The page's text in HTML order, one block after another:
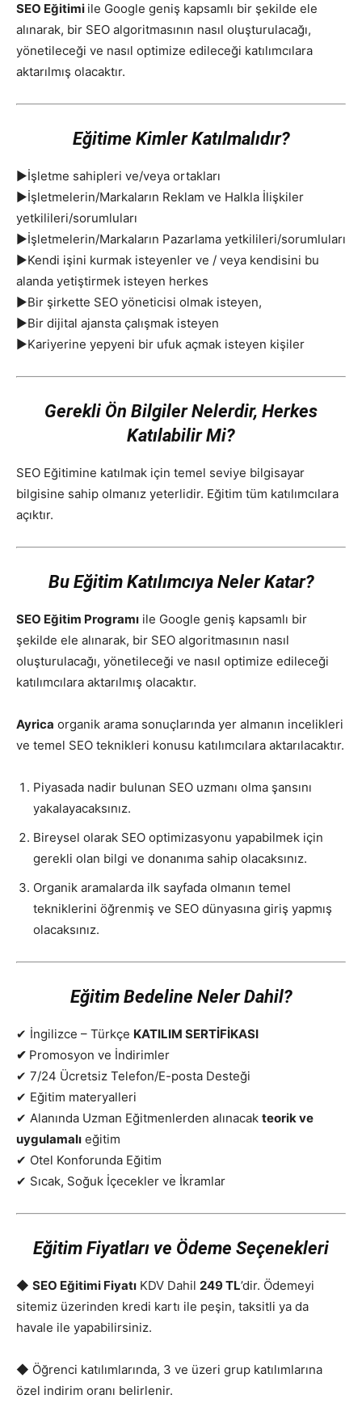
SEO Eğitimi ile Google geniş kapsamlı bir şekilde ele
alınarak, bir SEO algoritmasının nasıl oluşturulacağı,
yönetileceği ve nasıl optimize edileceği katılımcılara
aktarılmış olacaktır.
Eğitime Kimler Katılmalıdır?
▶İşletme sahipleri ve/veya ortakları
▶İşletmelerin/Markaların Reklam ve Halkla İlişkiler
yetkilileri/sorumluları
▶İşletmelerin/Markaların Pazarlama yetkilileri/sorumluları
▶Kendi işini kurmak isteyenler ve / veya kendisini bu
alanda yetiştirmek isteyen herkes
▶Bir şirkette SEO yöneticisi olmak isteyen,
▶Bir dijital ajansta çalışmak isteyen
▶Kariyerine yepyeni bir ufuk açmak isteyen kişiler
Gerekli Ön Bilgiler Nelerdir, Herkes
Katılabilir Mi?
SEO Eğitimine katılmak için temel seviye bilgisayar
bilgisine sahip olmanız yeterlidir. Eğitim tüm katılımcılara
açıktır.
Bu Eğitim Katılımcıya Neler Katar?
SEO Eğitim Programı ile Google geniş kapsamlı bir
şekilde ele alınarak, bir SEO algoritmasının nasıl
oluşturulacağı, yönetileceği ve nasıl optimize edileceği
katılımcılara aktarılmış olacaktır.
Ayrica organik arama sonuçlarında yer almanın incelikleri
ve temel SEO teknikleri konusu katılımcılara aktarılacaktır.
Piyasada nadir bulunan SEO uzmanı olma şansını
yakalayacaksınız.
Bireysel olarak SEO optimizasyonu yapabilmek için
gerekli olan bilgi ve donanıma sahip olacaksınız.
Organik aramalarda ilk sayfada olmanın temel
tekniklerini öğrenmiş ve SEO dünyasına giriş yapmış
olacaksınız.
Eğitim Bedeline Neler Dahil?
✔ İngilizce – Türkçe KATILIM SERTİFİKASI
✔ Promosyon ve İndirimler
✔ 7/24 Ücretsiz Telefon/E-posta Desteği
✔ Eğitim materyalleri
✔ Alanında Uzman Eğitmenlerden alınacak teorik ve
uygulamalı eğitim
✔ Otel Konforunda Eğitim
✔ Sıcak, Soğuk İçecekler ve İkramlar
Eğitim Fiyatları ve Ödeme Seçenekleri
◆ SEO Eğitimi Fiyatı KDV Dahil 249 TL’dir. Ödemeyi
sitemiz üzerinden kredi kartı ile peşin, taksitli ya da
havale ile yapabilirsiniz.
◆ Öğrenci katılımlarında, 3 ve üzeri grup katılımlarına
özel indirim oranı belirlenir.